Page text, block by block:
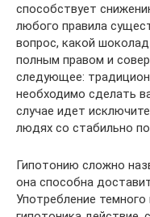
способствует
любого правила
вопрос, какой
полным правом и
следующее:
необходимо сделать
случае идет
людях со стабильно
Гипотонию сложно
она способна
Употребление